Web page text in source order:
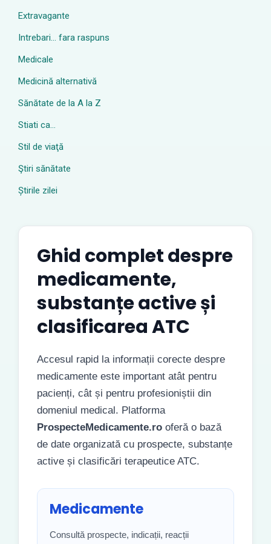
Extravagante
Intrebari… fara raspuns
Medicale
Medicină alternativă
Sănătate de la A la Z
Stiati ca…
Stil de viaţă
Ştiri sănătate
Știrile zilei
Ghid complet despre
medicamente,
substanțe active și
clasificarea ATC
Accesul rapid la informații corecte despre
medicamente este important atât pentru
pacienți, cât și pentru profesioniștii din
domeniul medical. Platforma
ProspecteMedicamente.ro oferă o bază
de date organizată cu prospecte, substanțe
active și clasificări terapeutice ATC.
Medicamente
Consultă prospecte, indicații, reacții